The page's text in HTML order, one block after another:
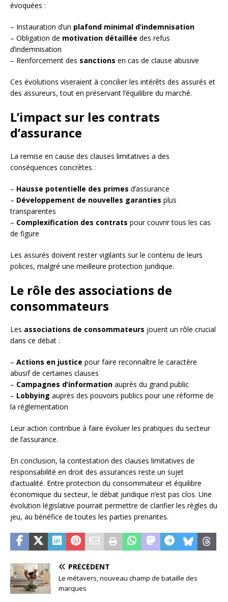
évoquées :
– Instauration d’un plafond minimal d’indemnisation
– Obligation de motivation détaillée des refus
d’indemnisation
– Renforcement des sanctions en cas de clause abusive
Ces évolutions viseraient à concilier les intérêts des assurés et
des assureurs, tout en préservant l’équilibre du marché.
L’impact sur les contrats
d’assurance
La remise en cause des clauses limitatives a des
conséquences concrètes :
– Hausse potentielle des primes d’assurance
– Développement de nouvelles garanties plus
transparentes
– Complexification des contrats pour couvrir tous les cas
de figure
Les assurés doivent rester vigilants sur le contenu de leurs
polices, malgré une meilleure protection juridique.
Le rôle des associations de
consommateurs
Les associations de consommateurs jouent un rôle crucial
dans ce débat :
– Actions en justice pour faire reconnaître le caractère
abusif de certaines clauses
– Campagnes d’information auprès du grand public
– Lobbying auprès des pouvoirs publics pour une réforme de
la réglementation
Leur action contribue à faire évoluer les pratiques du secteur
de l’assurance.
En conclusion, la contestation des clauses limitatives de
responsabilité en droit des assurances reste un sujet
d’actualité. Entre protection du consommateur et équilibre
économique du secteur, le débat juridique n’est pas clos. Une
évolution législative pourrait permettre de clarifier les règles du
jeu, au bénéfice de toutes les parties prenantes.
PRÉCÉDENT
Le métavers, nouveau champ de bataille des
marques